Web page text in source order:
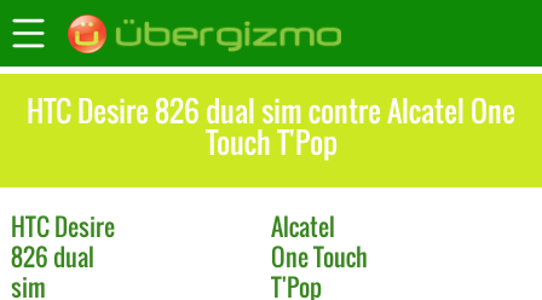
HTC Desire 826 dual sim contre Alcatel One
Touch T'Pop
HTCDesire
826 dual
sim
Alcatel
One Touch
T'Pop